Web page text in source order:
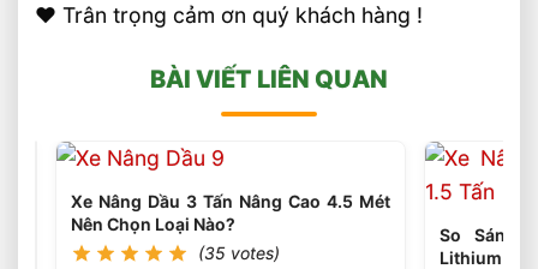
❤️ Trân trọng cảm ơn quý khách hàng !
BÀI VIẾT LIÊN QUAN
Xe Nâng Dầu 3 Tấn Nâng Cao 4.5 Mét
Nên Chọn Loại Nào?
(35 votes)
So Sánh
Lithium